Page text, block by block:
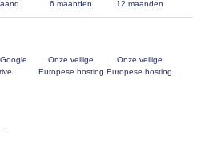
6 maanden 12 maanden
Onze veilige
Europese hosting
Onze veilige
Europese hosting
—